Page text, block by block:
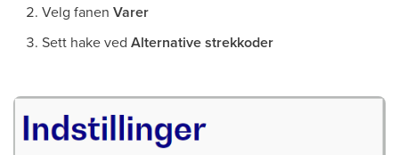
Velg fanen Varer
Sett hake ved Alternative strekkoder